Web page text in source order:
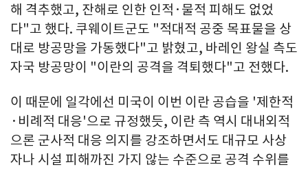
해 격추했고, 잔해로 인한 인적·물적 피해도 없었
다"고 했다. 쿠웨이트군도 "적대적 공중 목표물을 상
대로 방공망을 가동했다"고 밝혔고, 바레인 왕실 측도
자국 방공망이 "이란의 공격을 격퇴했다"고 전했다.
이 때문에 일각에선 미국이 이번 이란 공습을 '제한적
·비례적 대응'으로 규정했듯, 이란 측 역시 대내외적
으론 군사적 대응 의지를 강조하면서도 대규모 사상
자나 시설 피해까진 가지 않는 수준으로 공격 수위를